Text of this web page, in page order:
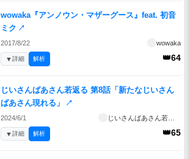
wowaka『アンノウン・マザーグース』feat. 初音
ミク ↗
2017/8/22 wowaka
👑64
▼詳細 解析
じいさんばあさん若返る 第8話「新たなじいさん
ばあさん現れる」
↗
2024/6/1
👑65
▼詳細 解析